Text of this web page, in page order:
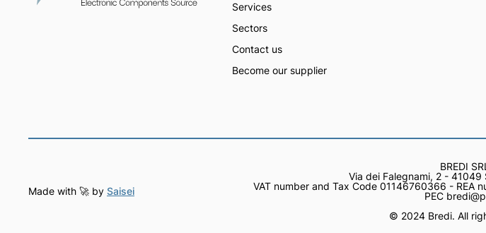
Services
Sectors
Contact us
Become our supplier
Made with 🚀 by Saisei
BREDI
Via dei Falegnami, 2 - 41049
VAT number and Tax Code 01146760366 - REA
PEC
© 2024 Bredi. All